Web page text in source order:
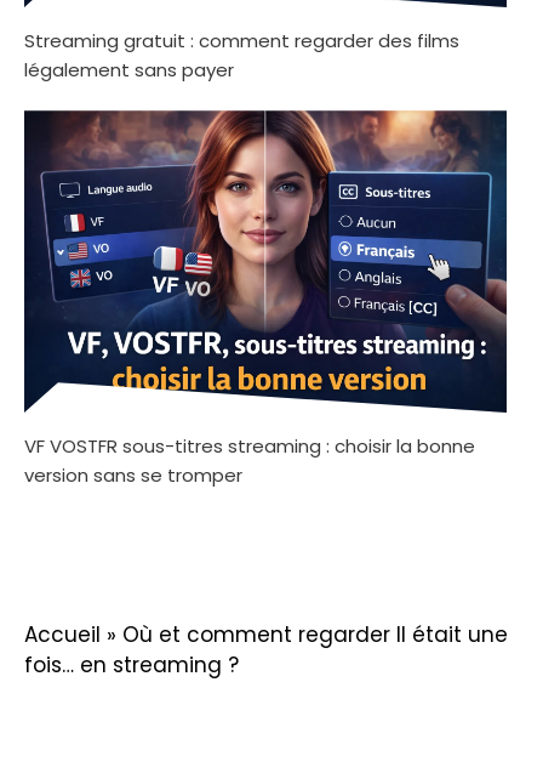
Streaming gratuit : comment regarder des films
légalement sans payer
VF VOSTFR sous-titres streaming : choisir la bonne
version sans se tromper
Accueil » Où et comment regarder Il était une
fois… en streaming ?